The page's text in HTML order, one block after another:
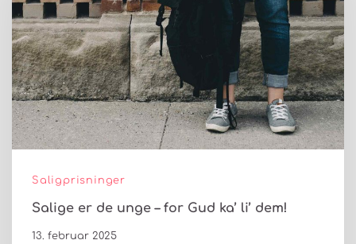
Saligprisninger
Salige er de unge – for Gud ka’ li’ dem!
13. februar 2025